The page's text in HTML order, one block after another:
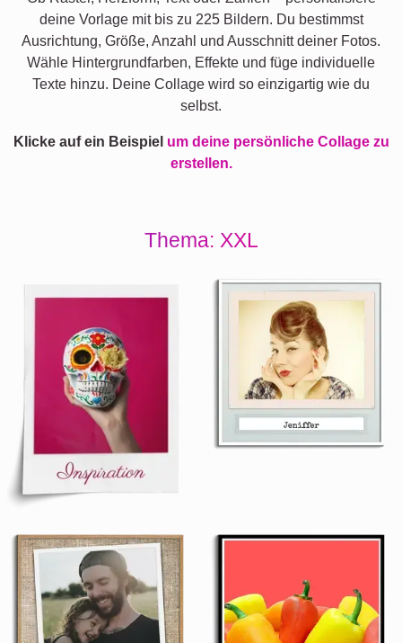
deine Vorlage mit bis zu 225 Bildern. Du bestimmst
Ausrichtung, Größe, Anzahl und Ausschnitt deiner Fotos.
Wähle Hintergrundfarben, Effekte und füge individuelle
Texte hinzu. Deine Collage wird so einzigartig wie du
selbst.
Klicke auf ein Beispiel um deine persönliche Collage zu
erstellen.
Thema: XXL